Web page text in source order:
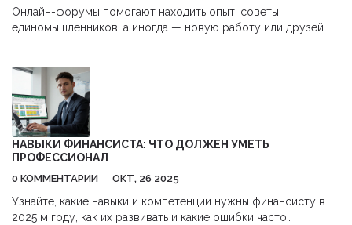
Онлайн-форумы помогают находить опыт, советы,
единомышленников, а иногда — новую работу или друзей.
НАВЫКИ ФИНАНСИСТА: ЧТО ДОЛЖЕН УМЕТЬ
ПРОФЕССИОНАЛ
0 КОММЕНТАРИИ ОКТ, 26 2025
Узнайте, какие навыки и компетенции нужны финансисту в
2025 м году, как их развивать и какие ошибки часто